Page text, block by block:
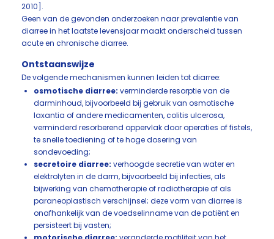
2010].
Geen van de gevonden onderzoeken naar prevalentie van
diarree in het laatste levensjaar maakt onderscheid tussen
acute en chronische diarree.
Ontstaanswijze
De volgende mechanismen kunnen leiden tot diarree:
osmotische diarree: verminderde resorptie van de
darminhoud, bijvoorbeeld bij gebruik van osmotische
laxantia of andere medicamenten, colitis ulcerosa,
verminderd resorberend oppervlak door operaties of fistels,
te snelle toediening of te hoge dosering van
sondevoeding;
secretoire diarree: verhoogde secretie van water en
elektrolyten in de darm, bijvoorbeeld bij infecties, als
bijwerking van chemotherapie of radiotherapie of als
paraneoplastisch verschijnsel; deze vorm van diarree is
onafhankelijk van de voedselinname van de patiënt en
persisteert bij vasten;